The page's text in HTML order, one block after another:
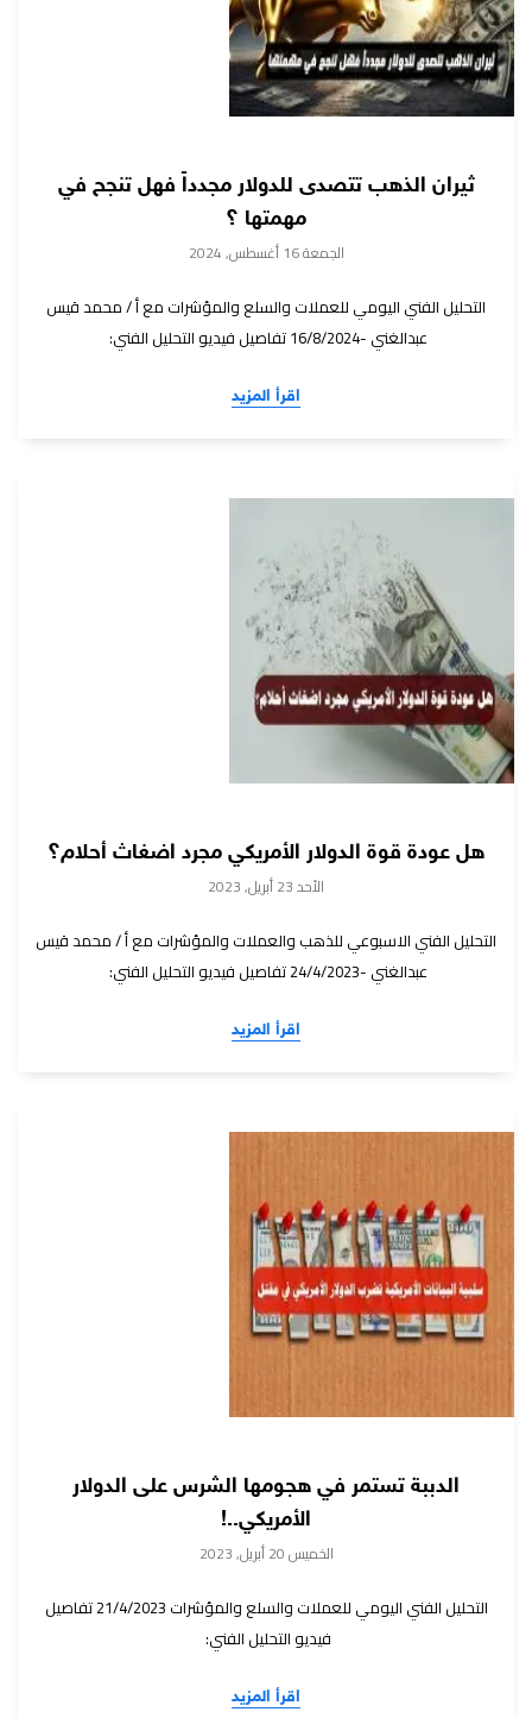
ثيران الذهب تتصدى للدولار مجدداً فهل تنجح في
مهمتها ؟
الجمعة 16 أغسطس, 2024
التحليل الفني اليومي للعملات والسلع والمؤشرات مع أ / محمد قيس
عبدالغني -16/8/2024 تفاصيل فيديو التحليل الفني:
اقرأ المزيد
هل عودة قوة الدولار الأمريكي مجرد اضغاث أحلام؟
الأحد 23 أبريل, 2023
التحليل الفني الاسبوعي للذهب والعملات والمؤشرات مع أ / محمد قيس
عبدالغني -24/4/2023 تفاصيل فيديو التحليل الفني:
اقرأ المزيد
الدببة تستمر في هجومها الشرس على الدولار
الأمريكي..!
الخميس 20 أبريل, 2023
التحليل الفني اليومي للعملات والسلع والمؤشرات 21/4/2023 تفاصيل
فيديو التحليل الفني:
اقرأ المزيد